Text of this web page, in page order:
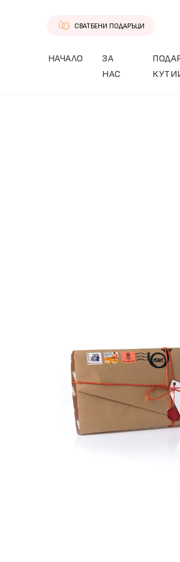
СВАТБЕНИ ПОДАРЪЦИ
НАЧАЛО
ЗА
НАС